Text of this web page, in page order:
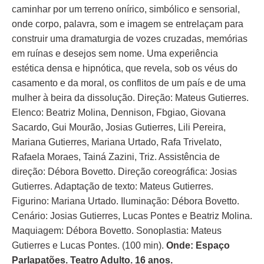
caminhar por um terreno onírico, simbólico e sensorial,
onde corpo, palavra, som e imagem se entrelaçam para
construir uma dramaturgia de vozes cruzadas, memórias
em ruínas e desejos sem nome. Uma experiência
estética densa e hipnótica, que revela, sob os véus do
casamento e da moral, os conflitos de um país e de uma
mulher à beira da dissolução. Direção: Mateus Gutierres.
Elenco: Beatriz Molina, Dennison, Fbgiao, Giovana
Sacardo, Gui Mourão, Josias Gutierres, Lili Pereira,
Mariana Gutierres, Mariana Urtado, Rafa Trivelato,
Rafaela Moraes, Tainá Zazini, Triz. Assistência de
direção: Débora Bovetto. Direção coreográfica: Josias
Gutierres. Adaptação de texto: Mateus Gutierres.
Figurino: Mariana Urtado. Iluminação: Débora Bovetto.
Cenário: Josias Gutierres, Lucas Pontes e Beatriz Molina.
Maquiagem: Débora Bovetto. Sonoplastia: Mateus
Gutierres e Lucas Pontes. (100 min). Onde: Espaço
Parlapatões. Teatro Adulto. 16 anos.